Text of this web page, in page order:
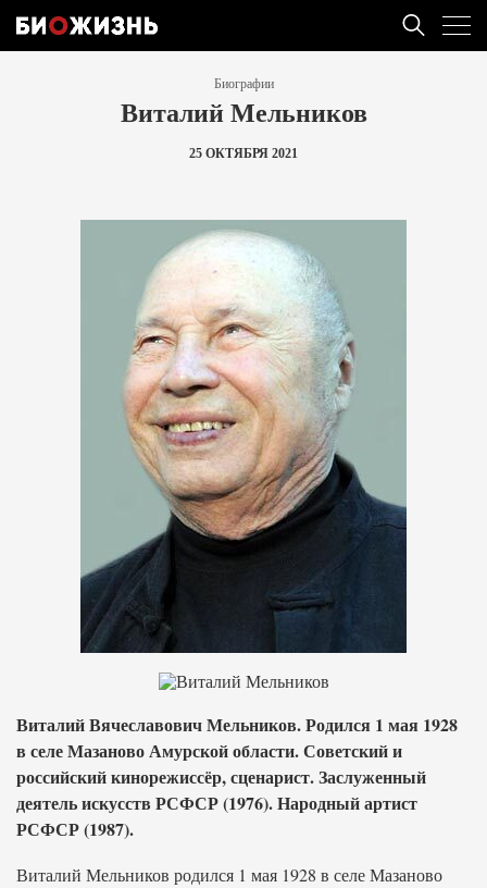
Биографии
Виталий Мельников
25 ОКТЯБРЯ 2021
Виталий Вячеславович Мельников. Родился 1 мая 1928
в селе Мазаново Амурской области. Советский и
российский кинорежиссёр, сценарист. Заслуженный
деятель искусств РСФСР (1976). Народный артист
РСФСР (1987).
Виталий Мельников родился 1 мая 1928 в селе Мазаново